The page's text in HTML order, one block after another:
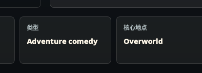
类型
Adventure comedy
核心地点
Overworld